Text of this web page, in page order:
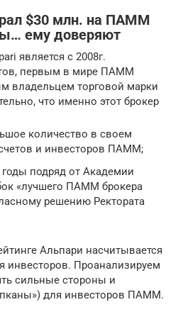
$30 млн. на ПАММ
ему доверяют
является с 2008г.
первым в мире ПАММ
владельцем торговой марки
что именно этот брокер
количество в своем
и инвесторов ПАММ;
годы подряд от Академии
«лучшего ПАММ брокера
решению Ректората
Альпари насчитывается
инвесторов. Проанализируем
сильные стороны и
для инвесторов ПАММ.